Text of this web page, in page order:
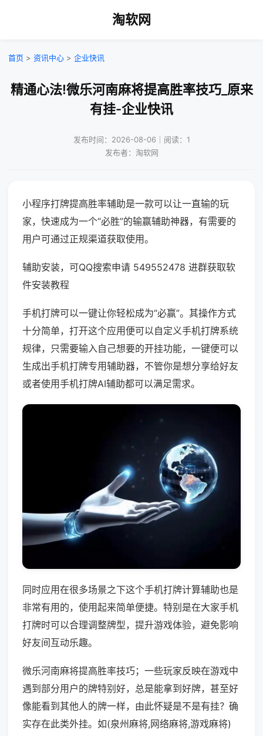
淘软网
首页 > 资讯中心 > 企业快讯
精通心法!微乐河南麻将提高胜率技巧_原来
有挂-企业快讯
发布时间：2026-08-06｜阅读：1
发布者：淘软网
小程序打牌提高胜率辅助是一款可以让一直输的玩
家，快速成为一个“必胜”的输赢辅助神器，有需要的
用户可通过正规渠道获取使用。
辅助安装，可QQ搜索申请 549552478 进群获取软
件安装教程
手机打牌可以一键让你轻松成为“必赢”。其操作方式
十分简单，打开这个应用便可以自定义手机打牌系统
规律，只需要输入自己想要的开挂功能，一键便可以
生成出手机打牌专用辅助器，不管你是想分享给好友
或者使用手机打牌AI辅助都可以满足需求。
同时应用在很多场景之下这个手机打牌计算辅助也是
非常有用的，使用起来简单便捷。特别是在大家手机
打牌时可以合理调整牌型，提升游戏体验，避免影响
好友间互动乐趣。
微乐河南麻将提高胜率技巧；一些玩家反映在游戏中
遇到部分用户的牌特别好，总是能拿到好牌，甚至好
像能看到其他人的牌一样，由此怀疑是不是有挂？确
实存在此类外挂。如(泉州麻将,网络麻将,游戏麻将)